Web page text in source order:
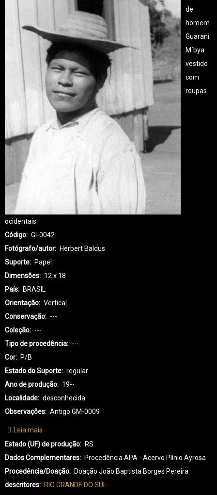
de
homem
Guarani
M´bya
vestido
com
roupas
ocidentais.
Código
GI-0042
Fotógrafo/autor
Herbert Baldus
Suporte
Papel
Dimensões
12 x 18
País
BRASIL
Orientação
Vertical
Conservação
---
Coleção
---
Tipo de procedência
---
Cor
P/B
Estado do Suporte
regular
Ano de produção
19--
Localidade
desconhecida
Observações
Antigo GM-0009
Leia mais
GI-
GUARANI-
0042
Estado (UF) de produção
RS
Dados Complementares
Procedência APA - Acervo Plínio Ayrosa
Procedência/Doação
Doação João Baptista Borges Pereira
descritores
RIO GRANDE DO SUL